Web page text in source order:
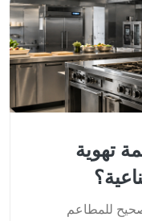
تهوية
للمطاعم